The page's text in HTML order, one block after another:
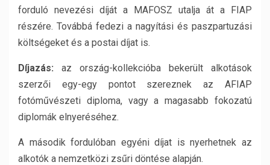
forduló nevezési díját a MAFOSZ utalja át a FIAP
részére. Továbbá fedezi a nagyítási és paszpartuzási
költségeket és a postai díjat is.
Díjazás: az ország-kollekcióba bekerült alkotások
szerzői egy-egy pontot szereznek az AFIAP
fotóművészeti diploma, vagy a magasabb fokozatú
diplomák elnyeréséhez.
A második fordulóban egyéni díjat is nyerhetnek az
alkotók a nemzetközi zsűri döntése alapján.